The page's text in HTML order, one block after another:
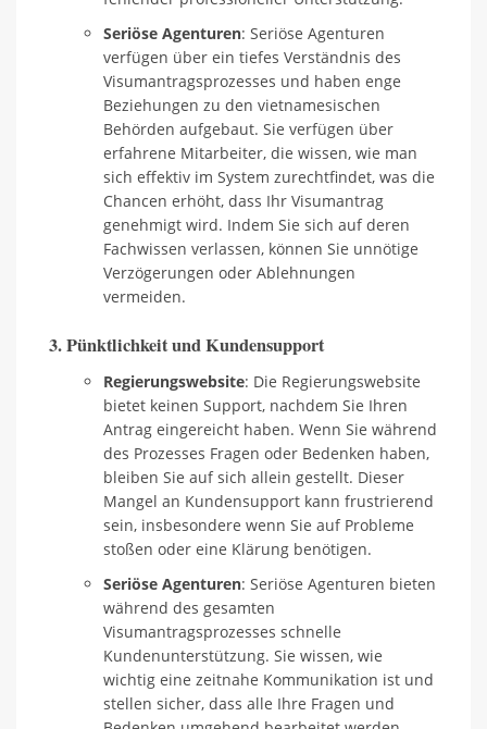
Seriöse Agenturen: Seriöse Agenturen
verfügen über ein tiefes Verständnis des
Visumantragsprozesses und haben enge
Beziehungen zu den vietnamesischen
Behörden aufgebaut. Sie verfügen über
erfahrene Mitarbeiter, die wissen, wie man
sich effektiv im System zurechtfindet, was die
Chancen erhöht, dass Ihr Visumantrag
genehmigt wird. Indem Sie sich auf deren
Fachwissen verlassen, können Sie unnötige
Verzögerungen oder Ablehnungen
vermeiden.
3. Pünktlichkeit und Kundensupport
Regierungswebsite: Die Regierungswebsite
bietet keinen Support, nachdem Sie Ihren
Antrag eingereicht haben. Wenn Sie während
des Prozesses Fragen oder Bedenken haben,
bleiben Sie auf sich allein gestellt. Dieser
Mangel an Kundensupport kann frustrierend
sein, insbesondere wenn Sie auf Probleme
stoßen oder eine Klärung benötigen.
Seriöse Agenturen: Seriöse Agenturen bieten
während des gesamten
Visumantragsprozesses schnelle
Kundenunterstützung. Sie wissen, wie
wichtig eine zeitnahe Kommunikation ist und
stellen sicher, dass alle Ihre Fragen und